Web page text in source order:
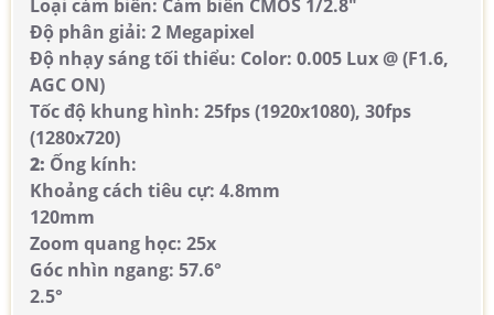
Loại cảm biến: Cảm biến CMOS 1/2.8"
Độ phân giải: 2 Megapixel
Độ nhạy sáng tối thiểu: Color: 0.005 Lux @ (F1.6,
AGC ON)
Tốc độ khung hình: 25fps (1920x1080), 30fps
(1280x720)
2: Ống kính:
Khoảng cách tiêu cự: 4.8mm
120mm
Zoom quang học: 25x
Góc nhìn ngang: 57.6°
2.5°